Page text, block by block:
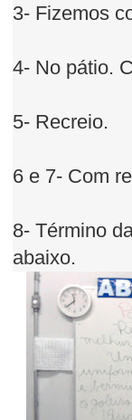
3- Fizemos
4- No pátio.
5- Recreio.
6 e 7- Com
8- Término
abaixo.